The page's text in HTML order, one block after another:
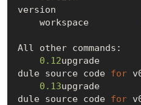
version
All other commands:
0.12upgrade
dule source code for
0.13upgrade
dule source code for